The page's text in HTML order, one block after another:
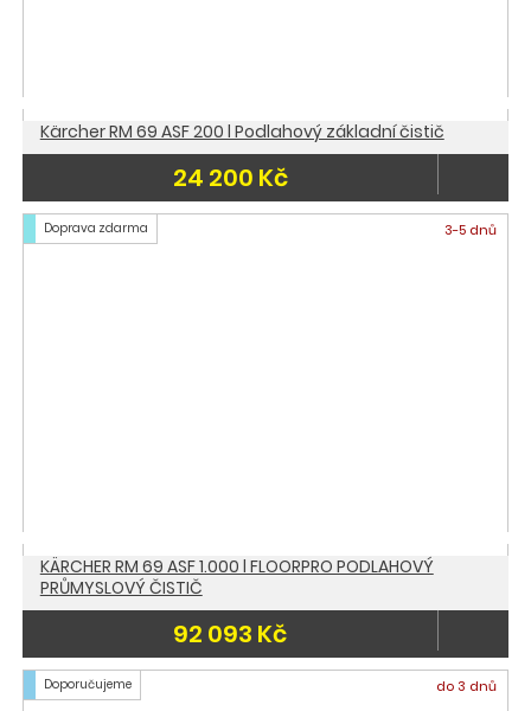
Kärcher RM 69 ASF 200 l Podlahový základní čistič
24 200 Kč
Doprava zdarma 3-5 dnů
KÄRCHER RM 69 ASF 1.000 l FLOORPRO PODLAHOVÝ
PRŮMYSLOVÝ ČISTIČ
92 093 Kč
Doporučujeme do 3 dnů